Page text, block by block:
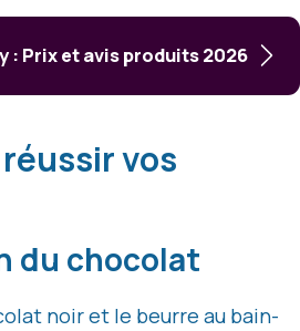
: Prix et avis produits 2026
vos
du chocolat
noir et le beurre au bain-